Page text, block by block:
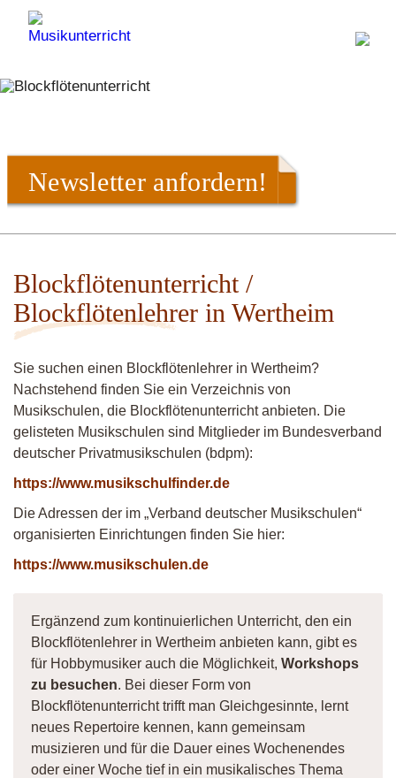
Newsletter anfordern!
Blockflötenunterricht /
Blockflötenlehrer in Wertheim
Sie suchen einen Blockflötenlehrer in Wertheim?
Nachstehend finden Sie ein Verzeichnis von
Musikschulen, die Blockflötenunterricht anbieten. Die
gelisteten Musikschulen sind Mitglieder im Bundesverband
deutscher Privatmusikschulen (bdpm):
https://www.musikschulfinder.de
Die Adressen der im „Verband deutscher Musikschulen“
organisierten Einrichtungen finden Sie hier:
https://www.musikschulen.de
Ergänzend zum kontinuierlichen Unterricht, den ein
Blockflötenlehrer in Wertheim anbieten kann, gibt es
für Hobbymusiker auch die Möglichkeit, Workshops
zu besuchen. Bei dieser Form von
Blockflötenunterricht trifft man Gleichgesinnte, lernt
neues Repertoire kennen, kann gemeinsam
musizieren und für die Dauer eines Wochenendes
oder einer Woche tief in ein musikalisches Thema